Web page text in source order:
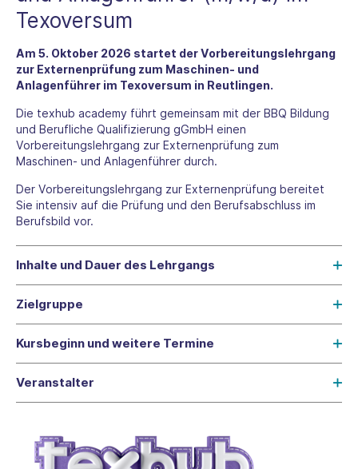
Texoversum
Am 5. Oktober 2026 startet der Vorbereitungslehrgang
zur Externenprüfung zum Maschinen- und
Anlagenführer im Texoversum in Reutlingen.
Die texhub academy führt gemeinsam mit der BBQ Bildung
und Berufliche Qualifizierung gGmbH einen
Vorbereitungslehrgang zur Externenprüfung zum
Maschinen- und Anlagenführer durch.
Der Vorbereitungslehrgang zur Externenprüfung bereitet
Sie intensiv auf die Prüfung und den Berufsabschluss im
Berufsbild vor.
Inhalte und Dauer des Lehrgangs
Zielgruppe
Kursbeginn und weitere Termine
Veranstalter